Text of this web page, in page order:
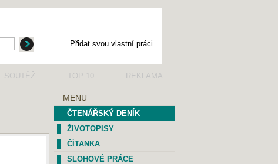
Přidat svou vlastní práci
SOUTĚŽ TOP 10 REKLAMA
MENU
ČTENÁŘSKÝ DENÍK
ŽIVOTOPISY
ČÍTANKA
SLOHOVÉ PRÁCE